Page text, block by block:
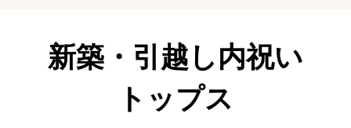
新築・引越し内祝い
トップス